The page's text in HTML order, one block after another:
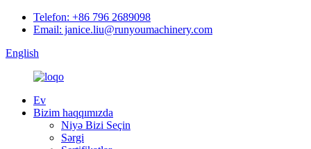
Telefon: +86 796 2689098
Email: janice.liu@runyoumachinery.com
English
Ev
Bizim haqqımızda
Niyə Bizi Seçin
Sərgi